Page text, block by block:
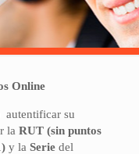
Online
autentificar su
la RUT (sin puntos
y la Serie del